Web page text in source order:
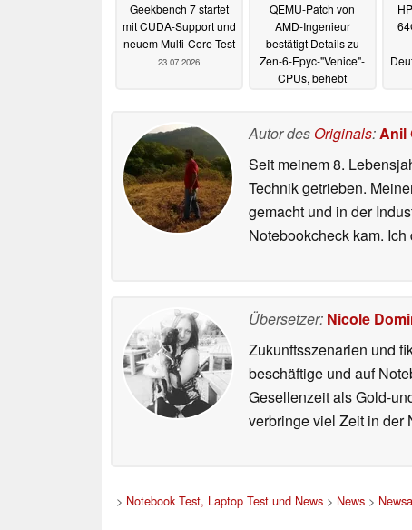
Geekbench 7 startet
mit CUDA-Support und
neuem Multi-Core-Test
23.07.2026
QEMU-Patch von
AMD-Ingenieur
bestätigt Details zu
Zen-6-Epyc-"Venice"-
CPUs, behebt
16.07.2026
Autor des Originals:Anil
Seit meinem 8.
Technik getrieben.
gemacht und in der
Notebookcheck kam.
Übersetzer: Nicole
Zukunftsszenarien und
beschäftige und auf
Gesellenzeit als Gold-
verbringe viel Zeit in der
> Notebook Test, Laptop Test und News > News >